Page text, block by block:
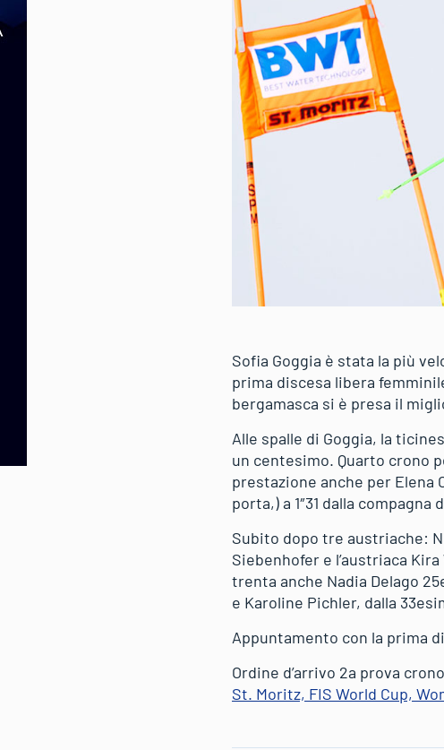
Sofia Goggia è stata la più
prima discesa libera
bergamasca si è presa il
Alle spalle di Goggia, la
un centesimo. Quarto crono
prestazione anche per
porta,) a 1″31 dalla compagna
Subito dopo tre austriache:
Siebenhofer e l’austriaca
trenta anche Nadia Delago
e Karoline Pichler, dalla
Appuntamento con la prima
Ordine d’arrivo 2a prova
St. Moritz, FIS World Cup,